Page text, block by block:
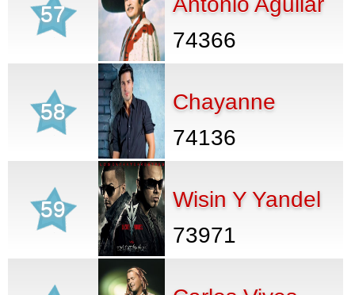
57
74366
58
Chayanne
74136
59
Wisin Y Yandel
73971